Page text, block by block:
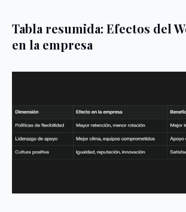
Tabla resumida: Efectos del
en la empresa